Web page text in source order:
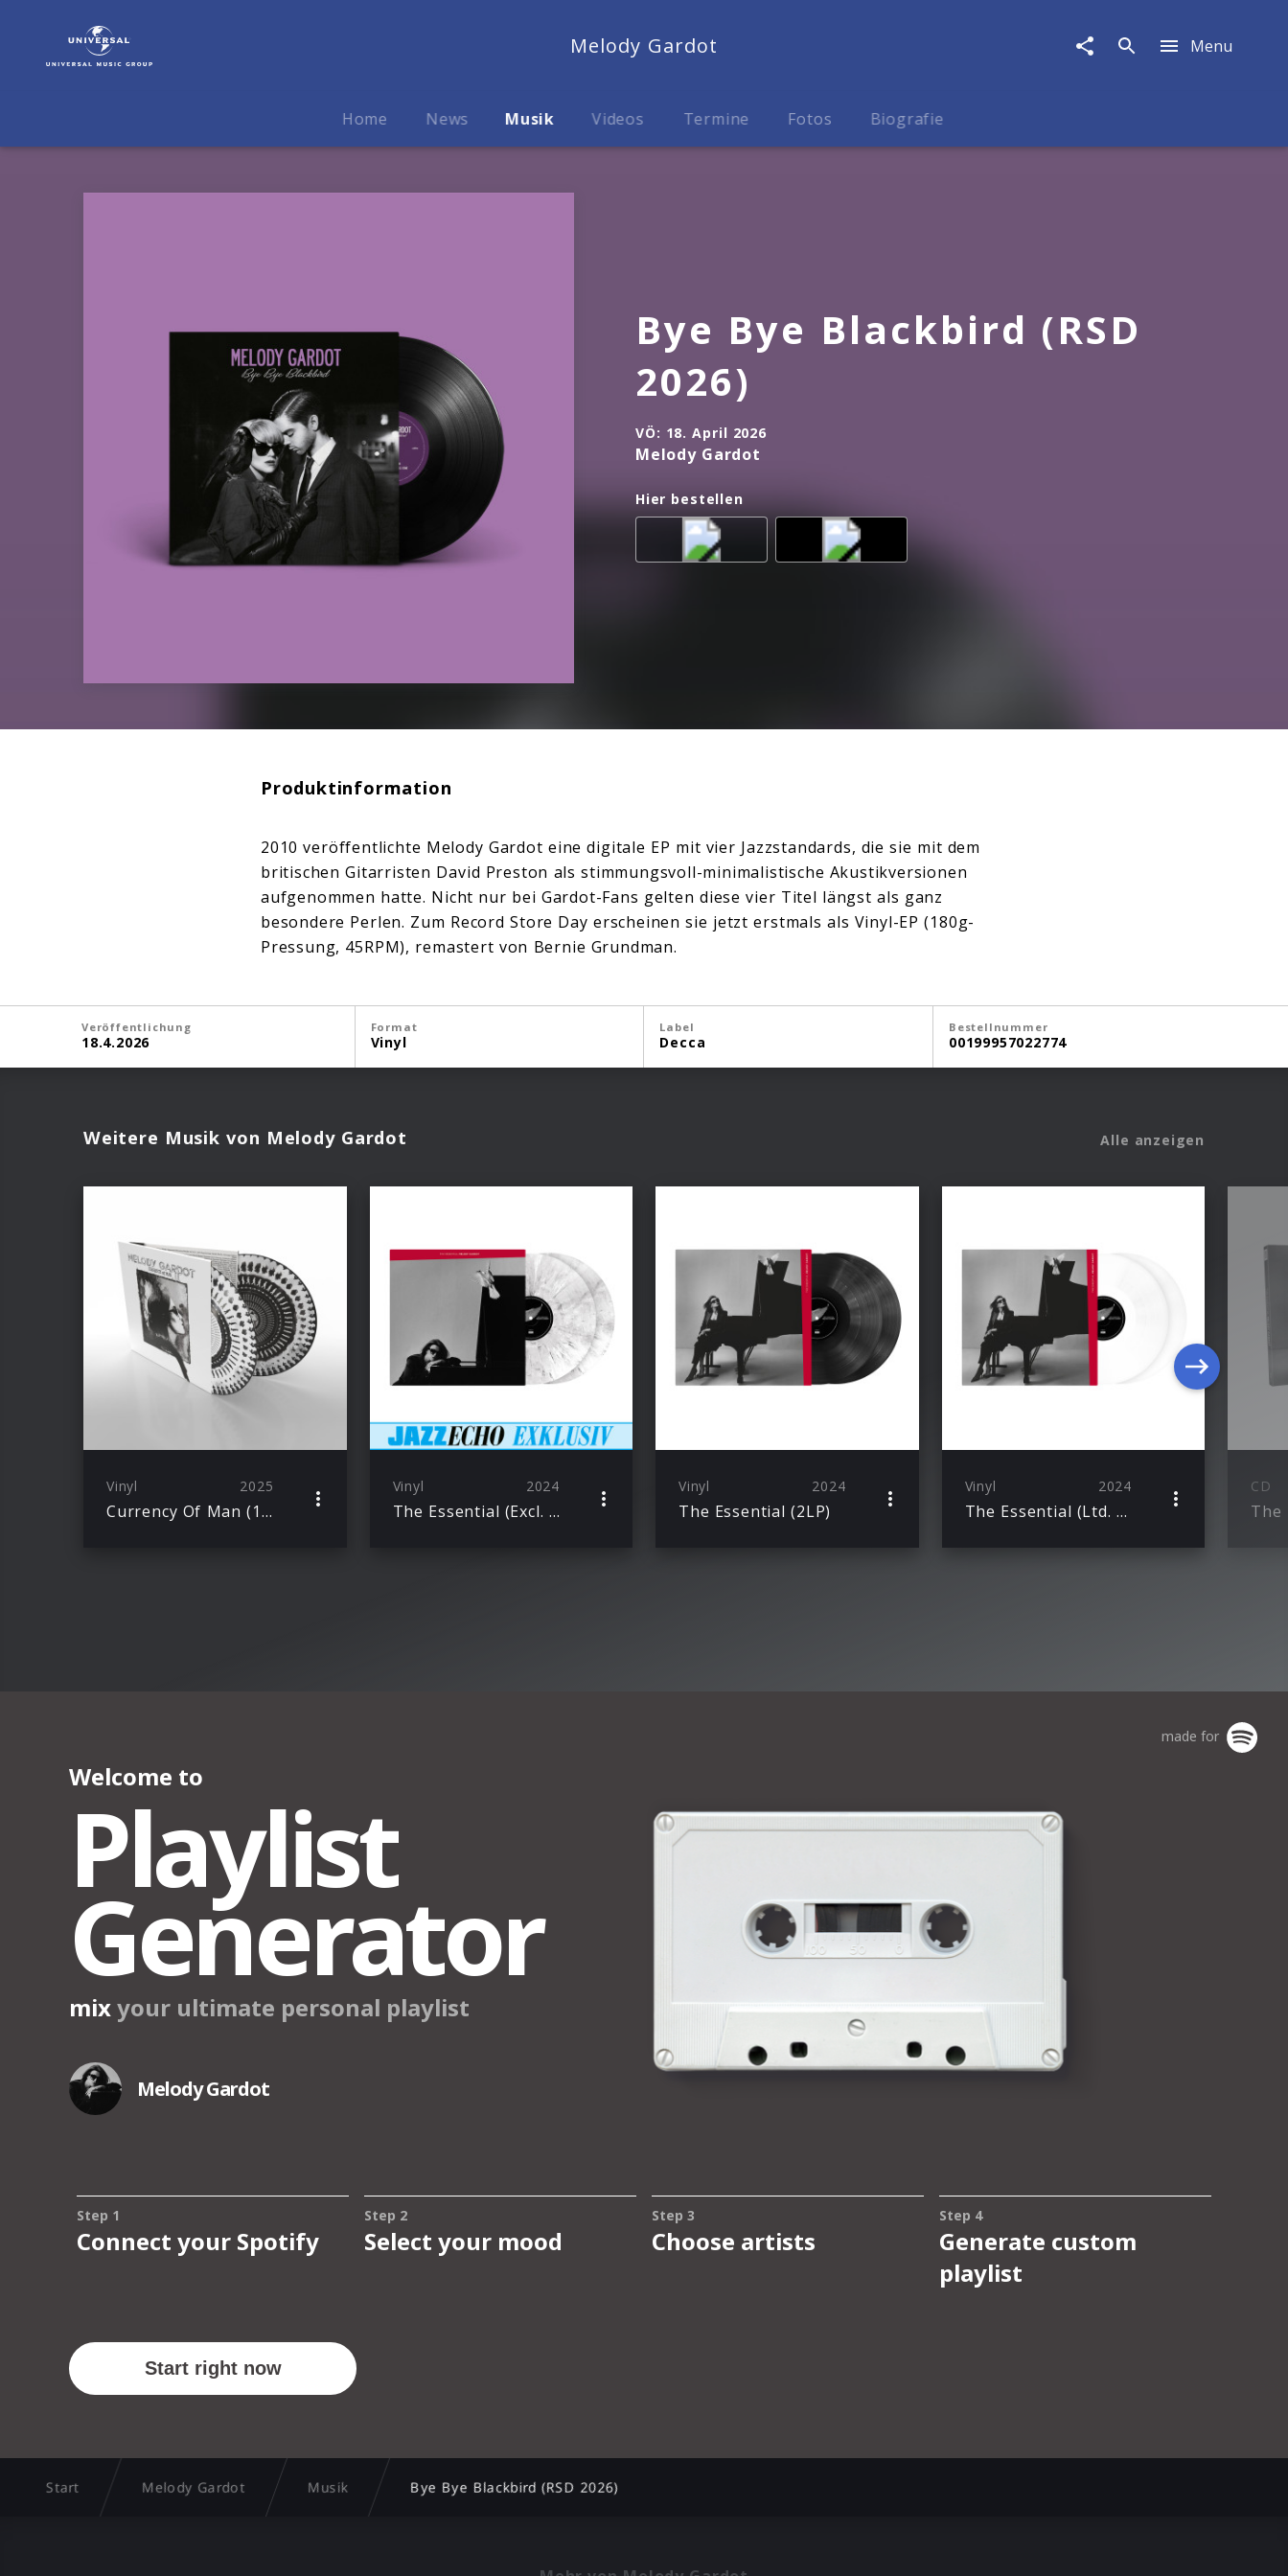
Bye
Melody Gardot Menu
Home News Musik Videos Termine Fotos Biografie
Bye Bye Blackbird (RSD
2026)
VÖ: 18. April 2026
Melody Gardot
Hier bestellen
Produktinformation
2010 veröffentlichte Melody Gardot eine digitale EP mit vier Jazzstandards, die sie mit dem
britischen Gitarristen David Preston als stimmungsvoll-minimalistische Akustikversionen
aufgenommen hatte. Nicht nur bei Gardot-Fans gelten diese vier Titel längst als ganz
besondere Perlen. Zum Record Store Day erscheinen sie jetzt erstmals als Vinyl-EP (180g-
Pressung, 45RPM), remastert von Bernie Grundman.
Veröffentlichung
18.4.2026
Format
Vinyl
Label
Decca
Bestellnummer
00199957022774
Weitere Musik von Melody Gardot Alle anzeigen
Vinyl 2025
Currency Of Man (10 Year Anniversary Zoetrope Picture Vinyl)
Vinyl 2024
The Essential (Excl. Splatter 2LP / Alternate Cover)
Vinyl 2024
The Essential (2LP)
Vinyl 2024
The Essential (Ltd. White 2LP)
CD
The
Start Melody Gardot Musik Bye Bye Blackbird (RSD 2026)